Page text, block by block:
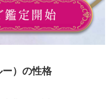
）の性格